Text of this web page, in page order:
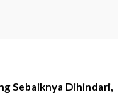
Sebaiknya Dihindari,